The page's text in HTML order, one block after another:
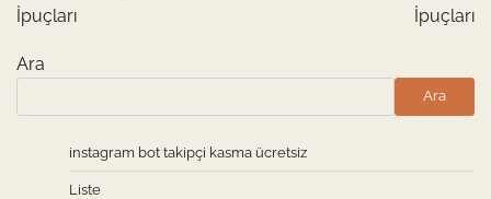
İpuçları
İpuçları
Ara
Ara
instagram bot takipçi kasma ücretsiz
Liste